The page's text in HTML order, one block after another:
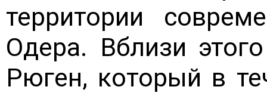
территории
Одера. Вблизи
Рюген, который в